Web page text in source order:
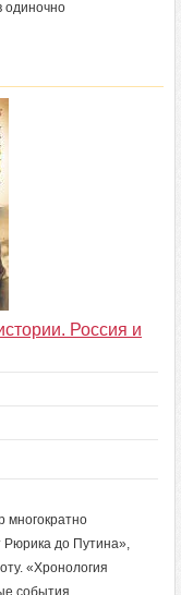
одиночно
Россия и
многократно
Рюрика до Путина»,
«Хронология
события,